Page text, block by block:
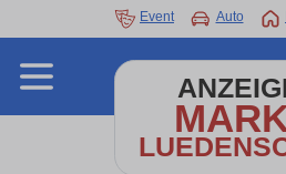
Event Auto